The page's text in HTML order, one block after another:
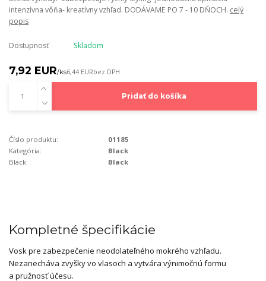
intenzívna vôňa- kreatívny vzhľad. DODÁVAME PO 7 - 10 DŇOCH. celý
popis
Dostupnosť Skladom
7,92 EUR/ks6,44 EURbez DPH
Pridať do košíka
Číslo produktu:
01185
Kategória:
Black
Black:
Black
Kompletné špecifikácie
Vosk pre zabezpečenie neodolateľného mokrého vzhľadu.
Nezanecháva zvyšky vo vlasoch a vytvára výnimočnú formu
a pružnosť účesu.